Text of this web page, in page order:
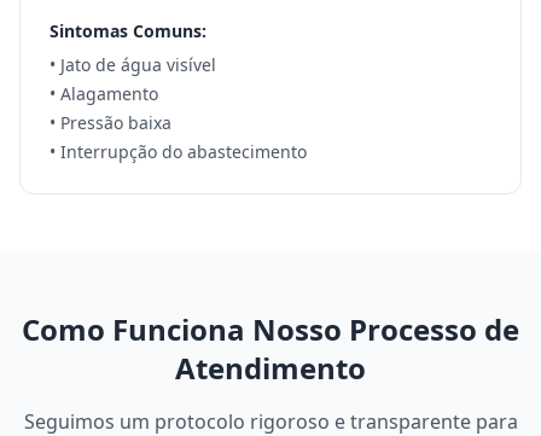
Sintomas Comuns:
• Jato de água visível
• Alagamento
• Pressão baixa
• Interrupção do abastecimento
Como Funciona Nosso Processo de
Atendimento
Seguimos um protocolo rigoroso e transparente para